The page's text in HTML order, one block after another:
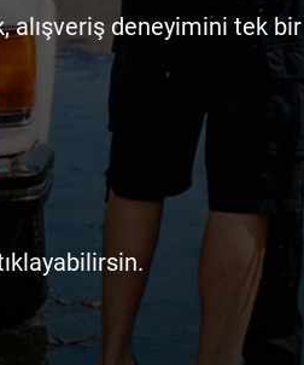
alışveriş deneyimini tek bir